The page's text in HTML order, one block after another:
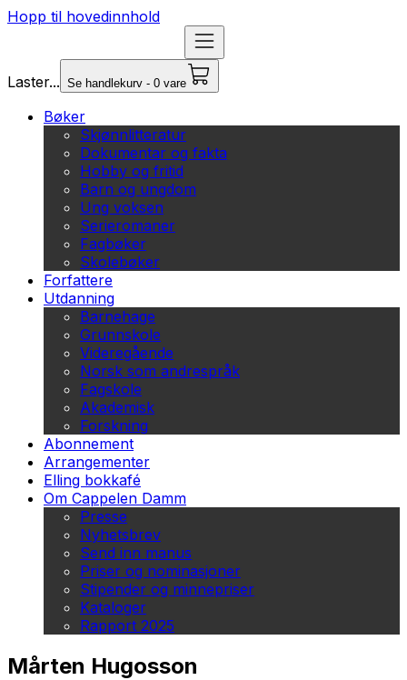
Hopp til hovedinnhold
Laster... Se handlekurv - 0 vare
Bøker
Skjønnlitteratur
Dokumentar og fakta
Hobby og fritid
Barn og ungdom
Ung voksen
Serieromaner
Fagbøker
Skolebøker
Forfattere
Utdanning
Barnehage
Grunnskole
Videregående
Norsk som andrespråk
Fagskole
Akademisk
Forskning
Abonnement
Arrangementer
Elling bokkafé
Om Cappelen Damm
Presse
Nyhetsbrev
Send inn manus
Priser og nominasjoner
Stipender og minnepriser
Kataloger
Rapport 2025
Mårten Hugosson